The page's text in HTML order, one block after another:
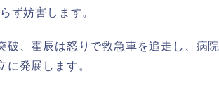
ず妨害します。
破、霍辰は怒りで救急車を追走し、病院
に発展します。​